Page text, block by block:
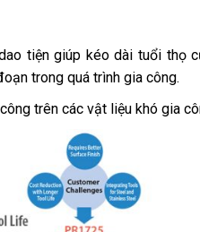
tiện giúp kéo dài tuổi thọ
trong quá trình gia công.
trên các vật liệu khó gia